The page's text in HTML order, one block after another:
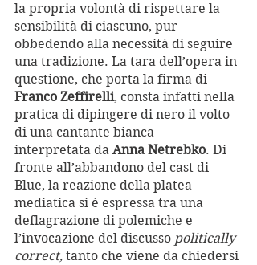
la propria volontà di rispettare la
sensibilità di ciascuno, pur
obbedendo alla necessità di seguire
una tradizione. La tara dell’opera in
questione, che porta la firma di
Franco Zeffirelli, consta infatti nella
pratica di dipingere di nero il volto
di una cantante bianca –
interpretata da Anna Netrebko. Di
fronte all’abbandono del cast di
Blue, la reazione della platea
mediatica si è espressa tra una
deflagrazione di polemiche e
l’invocazione del discusso politically
correct, tanto che viene da chiedersi